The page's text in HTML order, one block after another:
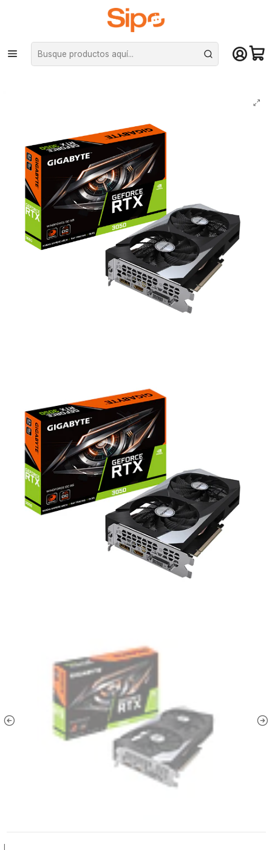
¡Compra hasta mediodía y recibe hoy! De lunes a sábado en el gran
Santiago. Envío gratis desde $29.990
Inicio Componentes PC Tarjeta de vídeo Nvidia GeForce
Tarjeta de Video Gigabyte GeForce RTX 3050 WindForce OC de 8G
GDDR6